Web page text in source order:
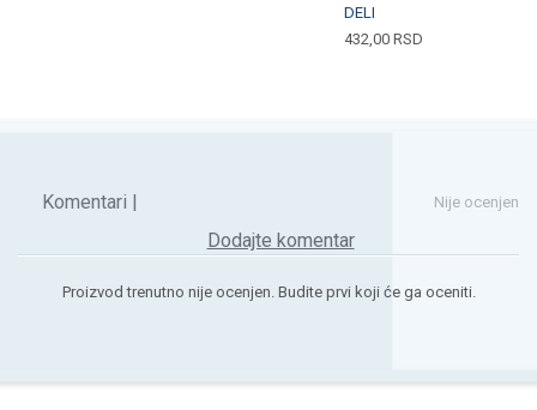
DELI
432,00 RSD
Nije ocenjen
Komentari |
Dodajte komentar
Proizvod trenutno nije ocenjen. Budite prvi koji će ga oceniti.